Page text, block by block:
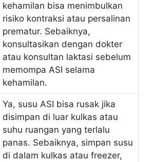
kehamilan bisa menimbulkan
risiko kontraksi atau persalinan
prematur. Sebaiknya,
konsultasikan dengan dokter
atau konsultan laktasi sebelum
memompa ASI selama
kehamilan.
Ya, susu ASI bisa rusak jika
disimpan di luar kulkas atau
suhu ruangan yang terlalu
panas. Sebaiknya, simpan susu
di dalam kulkas atau freezer,